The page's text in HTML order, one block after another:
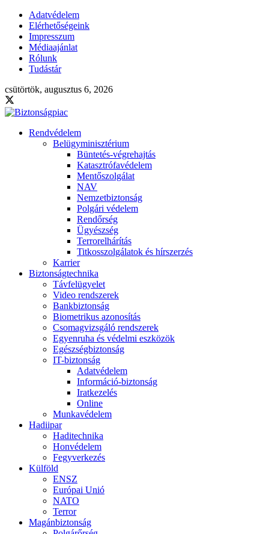
Adatvédelem
Elérhetőségeink
Impresszum
Médiaajánlat
Rólunk
Tudástár
csütörtök, augusztus 6, 2026
Rendvédelem
Belügyminisztérium
Büntetés-végrehajtás
Katasztrófavédelem
Mentőszolgálat
NAV
Nemzetbiztonság
Polgári védelem
Rendőrség
Ügyészség
Terrorelhárítás
Titkosszolgálatok és hírszerzés
Karrier
Biztonságtechnika
Távfelügyelet
Video rendszerek
Bankbiztonság
Biometrikus azonosítás
Csomagvizsgáló rendszerek
Egyenruha és védelmi eszközök
Egészségbiztonság
IT-biztonság
Adatvédelem
Információ-biztonság
Iratkezelés
Online
Munkavédelem
Hadiipar
Haditechnika
Honvédelem
Fegyverkezés
Külföld
ENSZ
Európai Unió
NATO
Terror
Magánbiztonság